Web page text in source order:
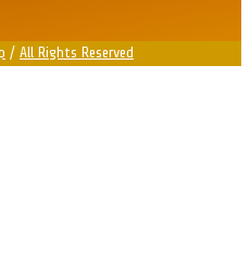
/ All Rights Reserved